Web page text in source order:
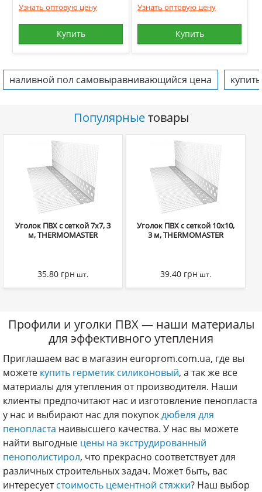
Узнать оптовую цену
Купить
Узнать оптовую цену
Купить
наливной пол самовыравнивающийся цена
Популярныетовары
Уголок ПВХ с сеткой 7х7, 3
м, THERMOMASTER
35.80 грн шт.
Уголок ПВХ с сеткой 10х10,
3 м, THERMOMASTER
39.40 грн шт.
Профили и уголки ПВХ — наши материалы
для эффективного утепления
Приглашаем вас в магазин europrom.com.ua, где вы
можете купить герметик силиконовый, а так же все
материалы для утепления от производителя. Наши
клиенты предпочитают нас и изготовление пенопласта
у нас и выбирают нас для покупокдюбеля для
пенопласта наивысшего качества. У нас вы можете
найти выгодные цены на экструдированный
пенополистирол, что прекрасно соответствует для
различных строительных задач. Может быть, вас
интересуетстоимость цементной стяжки? Наш выбор